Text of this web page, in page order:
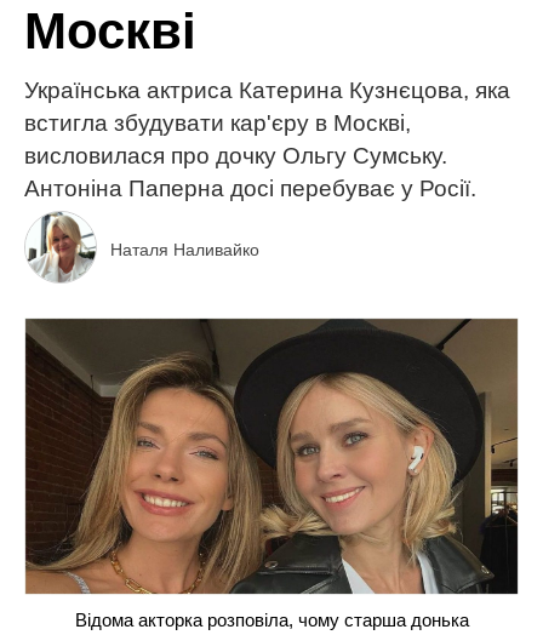
Москві
Українська актриса Катерина Кузнєцова, яка
встигла збудувати кар'єру в Москві,
висловилася про дочку Ольгу Сумську.
Антоніна Паперна досі перебуває у Росії.
Наталя Наливайко
Відома акторка розповіла, чому старша донька